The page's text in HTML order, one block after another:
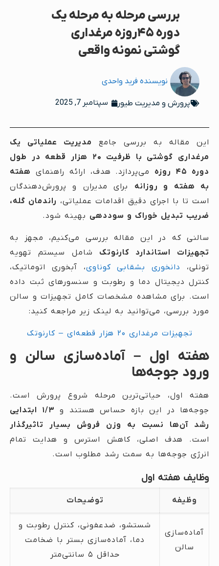
بررسی مرحله به مرحله یک
دوره ۴۵روزه مرغداری
گوشتی نمونه واقعی
نویسنده فرید واحدی
پرورش و مدیریت طیور سپتامبر 7, 2025
این مقاله به بررسی جامع مدیریت عملیاتی یک
مرغداری گوشتی با ظرفیت ۲۰ هزار قطعه در طول
دوره ۴۵ روزه
می‌پردازد. هدف، ارائه راهنمای هفته
به هفته و روزانه برای مدیران و پرورش‌دهندگان
است تا با اجرای دقیق اقدامات عملیاتی، راندمان گله،
ضریب تبدیل خوراک و سوددهی بهینه شود.
سالنی که در این مقاله بررسی می‌کنیم، مجهز به
تجهیزات استاندارد کارنوتک شامل سیستم تهویه
تونلی،
دانخوری بشقابی کوناوی، آبخوری اتوماتیک،
کنترل دیجیتال دما و رطوبت و سنسورهای ثبت داده
است. برای مشاهده مشخصات کامل تجهیزات و سالن
مورد بررسی، می‌توانید به لینک زیر مراجعه کنید:
تجهیزات مرغداری ۲۰ هزار قطعه‌ای – کارنوتک
هفته اول – آماده‌سازی سالن و
ورود جوجه‌ها
هفته اول، حیاتی‌ترین مرحله شروع پرورش است.
جوجه‌ها در این بازه حساس هستند و
۱/۳ ابتدایی
رشد آن‌ها نسبت به وزن فروش بسیار تاثیرگذار
است. هدف اصلی، کاهش استرس و هدایت تمام
انرژی جوجه‌ها به سمت رشد مطلوب است.
وظایف هفته اول
وظیفه توضیحات
آماده‌سازی
سالن
شستشو، ضدعفونی، کنترل رطوبت و
دما، آماده‌سازی بستر با ضخامت
حداقل ۵ سانتی‌متر